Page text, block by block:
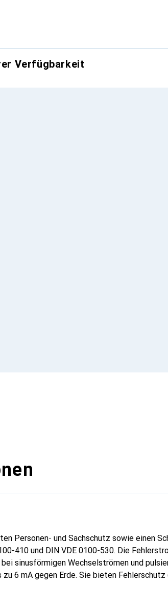
Verfügbarkeit
Personen- und Sachschutz sowie einen
410 und DIN VDE 0100-530. Die
sinusförmigen Wechselströmen und
6 mA gegen Erde. Sie bieten
61008-2-1, 61543 (VDE 0664 10, 11, 30)